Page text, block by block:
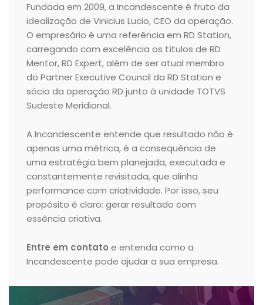
Fundada em 2009, a Incandescente é fruto da
idealização de Vinicius Lucio, CEO da operação.
O empresário é uma referência em RD Station,
carregando com excelência os títulos de RD
Mentor, RD Expert, além de ser atual membro
do Partner Executive Council da RD Station e
sócio da operação RD junto à unidade TOTVS
Sudeste Meridional.
A Incandescente entende que resultado não é
apenas uma métrica, é a consequência de
uma estratégia bem planejada, executada e
constantemente revisitada, que alinha
performance com criatividade. Por isso, seu
propósito é claro: gerar resultado com
essência criativa.
Entre em contato e entenda como a
Incandescente pode ajudar a sua empresa.